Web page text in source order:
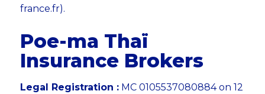
france.fr).
Poe-ma Thaï
Insurance Brokers
Legal Registration : MC 0105537080884 on 12